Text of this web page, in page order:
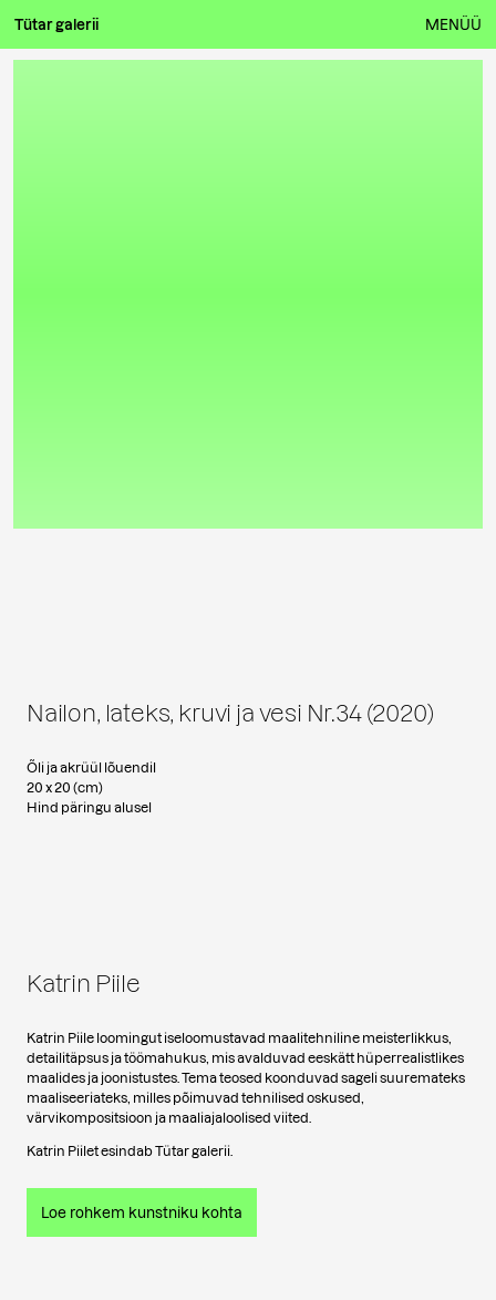
Tütar galerii MENÜÜ
Nailon, lateks, kruvi ja vesi Nr.34 (2020)
Õli ja akrüül lõuendil
20 x 20 (cm)
Hind päringu alusel
Katrin Piile
Katrin Piile loomingut iseloomustavad maalitehniline meisterlikkus,
detailitäpsus ja töömahukus, mis avalduvad eeskätt hüperrealistlikes
maalides ja joonistustes. Tema teosed koonduvad sageli suuremateks
maaliseeriateks, milles põimuvad tehnilised oskused,
värvikompositsioon ja maaliajaloolised viited.
Katrin Piilet esindab Tütar galerii.
Loe rohkem kunstniku kohta